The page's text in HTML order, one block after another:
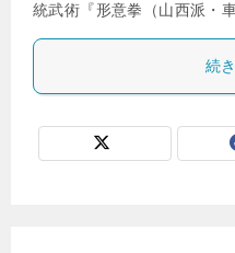
統武術『形意拳（山西派・
続